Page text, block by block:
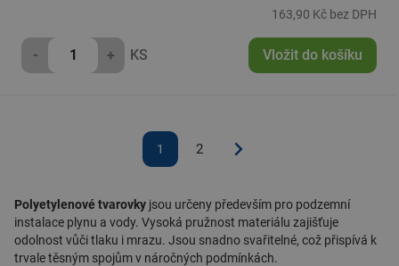
163,90 Kč bez DPH
- + KS Vložit do košíku
1 2
Polyetylenové tvarovky jsou určeny především pro podzemní
instalace plynu a vody. Vysoká pružnost materiálu zajišťuje
odolnost vůči tlaku i mrazu. Jsou snadno svařitelné, což přispívá k
trvale těsným spojům v náročných podmínkách.